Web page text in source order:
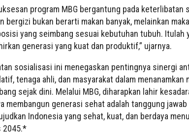
program MBG bergantung pada keterlibatan
bergizi bukan berarti makan banyak, melainkan
yang seimbang sesuai kebutuhan tubuh. Itulah
generasi yang kuat dan produktif,” ujarnya.
sosialisasi ini menegaskan pentingnya sinergi
tenaga ahli, dan masyarakat dalam menanamkan
sejak dini. Melalui MBG, diharapkan lahir
membangun generasi sehat adalah tanggung
Indonesia yang sehat, kuat, dan berdaya
2045.*